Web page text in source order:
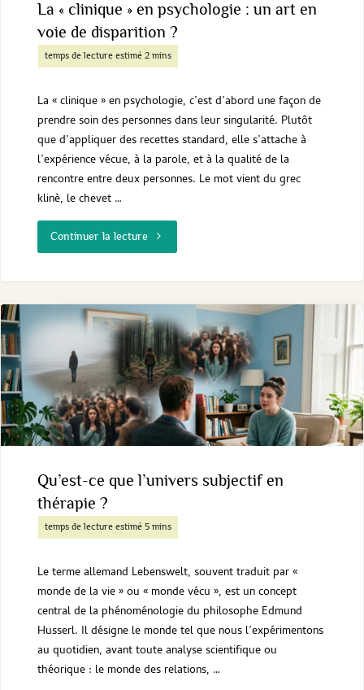
La « clinique » en psychologie : un art en
voie de disparition ?
La « clinique » en psychologie, c’est d’abord une façon de
prendre soin des personnes dans leur singularité. Plutôt
que d’appliquer des recettes standard, elle s’attache à
l’expérience vécue, à la parole, et à la qualité de la
rencontre entre deux personnes. Le mot vient du grec
klinè, le chevet …
Continuer la lecture"La
psychologie
:
un
de
?
"
Qu’est-ce que l’univers subjectif en
thérapie ?
Le terme allemand Lebenswelt, souvent traduit par «
monde de la vie » ou « monde vécu », est un concept
central de la phénoménologie du philosophe Edmund
Husserl. Il désigne le monde tel que nous l’expérimentons
au quotidien, avant toute analyse scientifique ou
théorique : le monde des relations, …